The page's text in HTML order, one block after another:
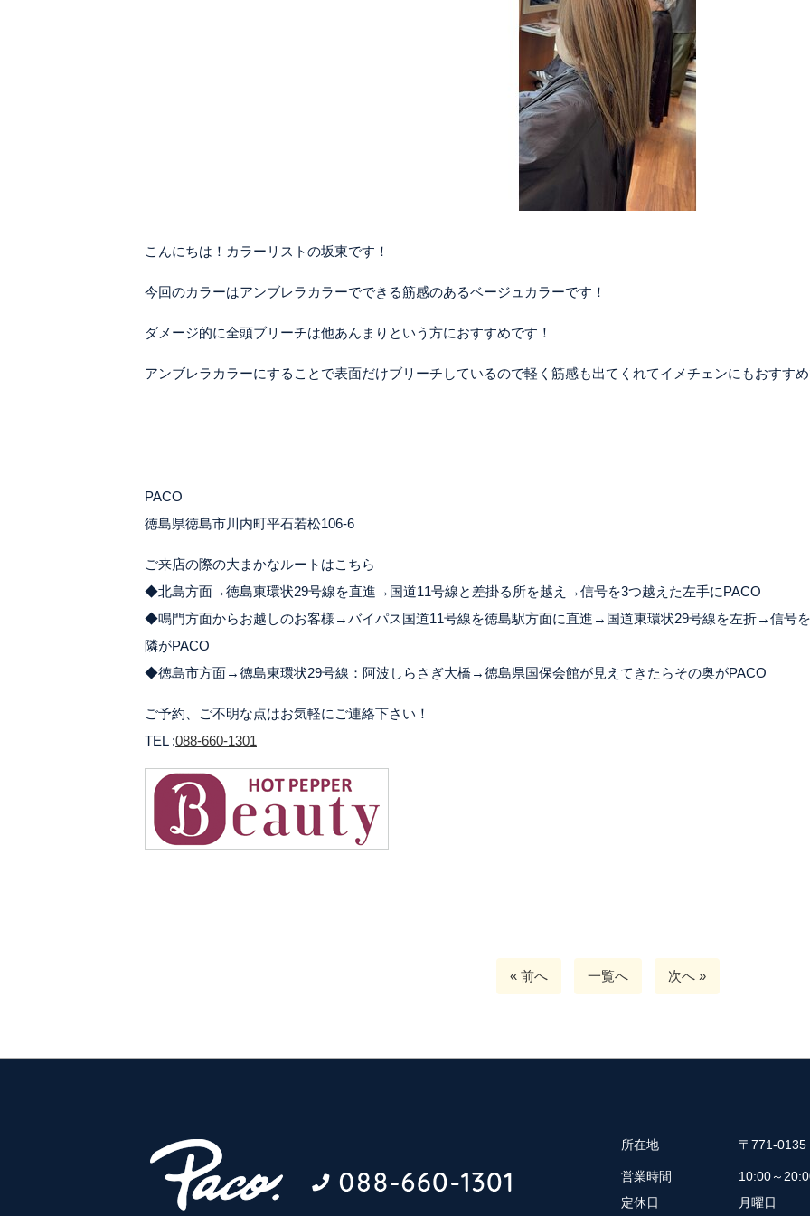
こんにちは！カラーリストの坂東です！
今回のカラーはアンブレラカラーでできる筋感のあるベージュカラーです！
ダメージ的に全頭ブリーチは他あんまりという方におすすめです！
アンブレラカラーにすることで表面だけブリーチしているので軽く筋感も出てくれてイメチェンにもおすす
PACO
徳島県徳島市川内町平石若松106-6
ご来店の際の大まかなルートはこちら
◆北島方面→徳島東環状29号線を直進→国道11号線と差掛る所を越え→信号を3つ越えた左手にPACO
◆鳴門方面からお越しのお客様→バイパス国道11号線を徳島駅方面に直進→国道東環状29号線を左折→信号
隣がPACO
◆徳島市方面→徳島東環状29号線：阿波しらさぎ大橋→徳島県国保会館が見えてきたらその奥がPACO
ご予約、ご不明な点はお気軽にご連絡下さい！
TEL :088-660-1301
« 前へ 一覧へ 次へ »
所在地 〒771-
営業時間
10:00～
定休日
月曜日